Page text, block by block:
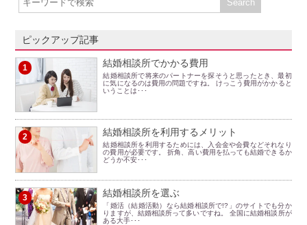
ピックアップ記事
1 結婚相談所でかかる費用
結婚相談所で将来のパートナーを探そうと思ったとき、最初
に気になるのは費用の問題ですね。 けっこう費用がかかると
いうことは･･･
2 結婚相談所を利用するメリット
結婚相談所を利用するためには、入会金や会費などそれなり
の費用が必要です。 折角、高い費用を払っても結婚できるか
どうか不安･･･
3 結婚相談所を選ぶ
「婚活（結婚活動）なら結婚相談所で!?」のサイトでも分か
りますが、結婚相談所って多いですね。 全国に結婚相談所が
ある大手･･･